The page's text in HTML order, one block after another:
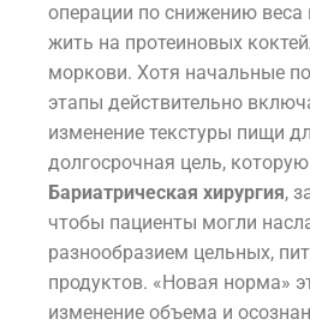
операции по снижению
жить на протеиновых
моркови. Хотя начальные
этапы действительно
изменение текстуры пищи
долгосрочная цель,
Бариатрическая хирургия,
чтобы пациенты могли
разнообразием цельных,
продуктов. «Новая норма»
изменение объема и